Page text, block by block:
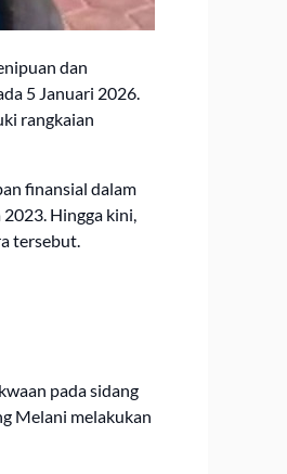
dan
5 Januari 2026.
rangkaian
finansial dalam
Hingga kini,
tersebut.
pada sidang
Melani melakukan